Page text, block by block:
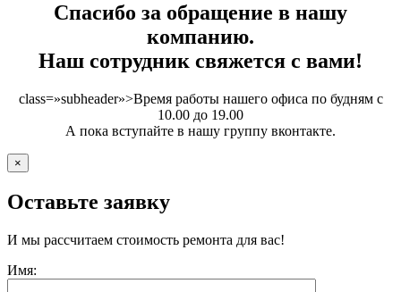
Спасибо за обращение в нашу
компанию.
Наш сотрудник свяжется с вами!
class=»subheader»>Время работы нашего офиса по будням с
10.00 до 19.00
А пока вступайте в нашу группу вконтакте.
×
Оставьте заявку
И мы рассчитаем стоимость ремонта для вас!
Имя: